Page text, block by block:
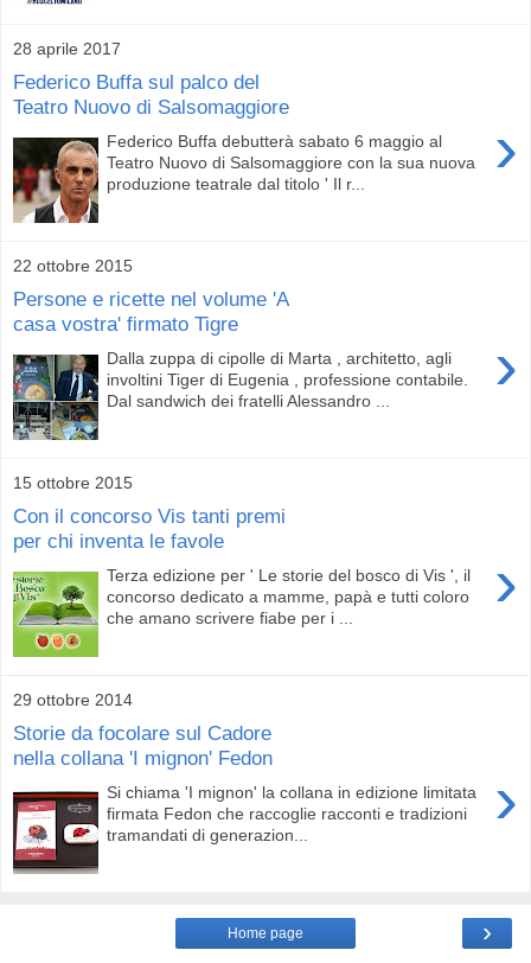
28 aprile 2017
Federico Buffa sul palco del
Teatro Nuovo di Salsomaggiore
›
Federico Buffa debutterà sabato 6 maggio al
Teatro Nuovo di Salsomaggiore con la sua nuova
produzione teatrale dal titolo ' Il r...
22 ottobre 2015
Persone e ricette nel volume 'A
casa vostra' firmato Tigre
›
Dalla zuppa di cipolle di Marta , architetto, agli
involtini Tiger di Eugenia , professione contabile.
Dal sandwich dei fratelli Alessandro ...
15 ottobre 2015
Con il concorso Vis tanti premi
per chi inventa le favole
›
Terza edizione per ' Le storie del bosco di Vis ', il
concorso dedicato a mamme, papà e tutti coloro
che amano scrivere fiabe per i ...
29 ottobre 2014
Storie da focolare sul Cadore
nella collana 'I mignon' Fedon
›
Si chiama 'I mignon' la collana in edizione limitata
firmata Fedon che raccoglie racconti e tradizioni
tramandati di generazion...
›
Home page